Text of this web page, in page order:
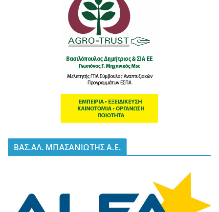
BΑΣ.ΑΛ. ΜΠΑΣΑΝΙΩΤΗΣ Α.Ε.